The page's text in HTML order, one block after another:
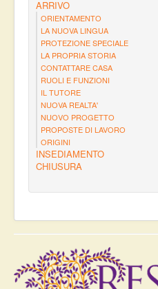
ARRIVO
ORIENTAMENTO
LA NUOVA LINGUA
PROTEZIONE SPECIALE
LA PROPRIA STORIA
CONTATTARE CASA
RUOLI E FUNZIONI
IL TUTORE
NUOVA REALTA'
NUOVO PROGETTO
PROPOSTE DI LAVORO
ORIGINI
INSEDIAMENTO
CHIUSURA